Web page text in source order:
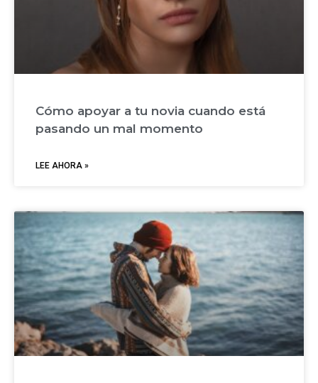
Cómo apoyar a tu novia cuando está
pasando un mal momento
LEE AHORA »